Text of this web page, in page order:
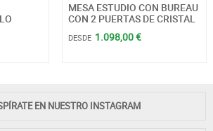
MESA ESTUDIO CON BUREAU
CON 2 PUERTAS DE CRISTAL
DESDE 1.098,00 €
EN NUESTRO INSTAGRAM